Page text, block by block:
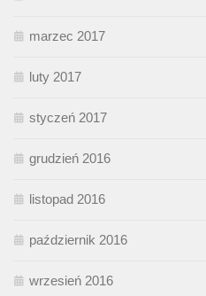
marzec 2017
luty 2017
styczeń 2017
grudzień 2016
listopad 2016
październik 2016
wrzesień 2016